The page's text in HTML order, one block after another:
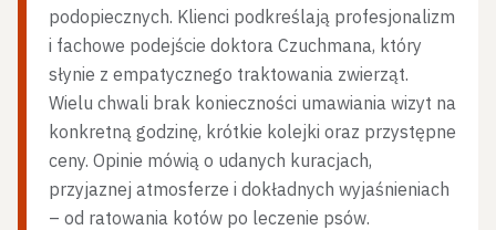
podopiecznych. Klienci podkreślają profesjonalizm
i fachowe podejście doktora Czuchmana, który
słynie z empatycznego traktowania zwierząt.
Wielu chwali brak konieczności umawiania wizyt na
konkretną godzinę, krótkie kolejki oraz przystępne
ceny. Opinie mówią o udanych kuracjach,
przyjaznej atmosferze i dokładnych wyjaśnieniach
– od ratowania kotów po leczenie psów.